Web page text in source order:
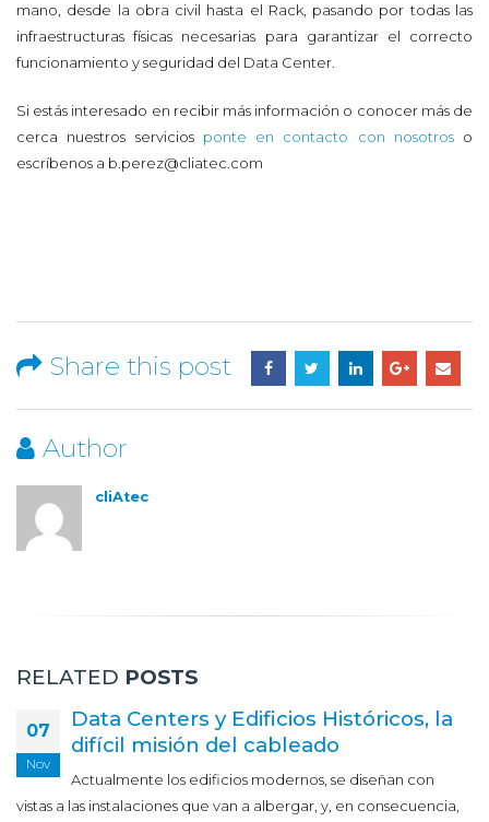
mano, desde la obra civil hasta el Rack, pasando por todas las
infraestructuras físicas necesarias para garantizar el correcto
funcionamiento y seguridad del Data Center.
Si estás interesado en recibir más información o conocer más de
cerca nuestros serviciosponte en contacto con nosotroso
escríbenos a b.perez@cliatec.com
Share this post
Author
cliAtec
RELATED POSTS
07
Nov
Data Centers y Edificios Históricos, la
difícil misión del cableado
Actualmente los edificios modernos, se diseñan con
vistas a las instalaciones que van a albergar, y, en consecuencia,